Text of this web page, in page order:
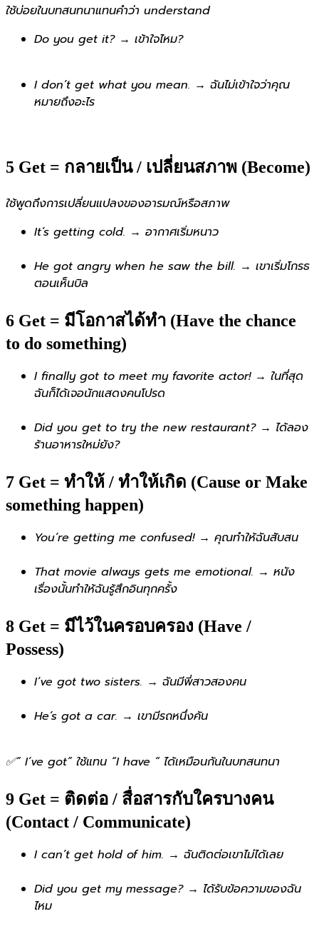
ใช้บ่อยในบทสนทนาแทนคำว่า understand
Do you get it? → เข้าใจไหม?
I don’t get what you mean. → ฉันไม่เข้าใจว่าคุณ
หมายถึงอะไร
5️ Get = กลายเป็น / เปลี่ยนสภาพ (Become)
ใช้พูดถึงการเปลี่ยนแปลงของอารมณ์หรือสภาพ
It’s getting cold. → อากาศเริ่มหนาว
He got angry when he saw the bill. → เขาเริ่มโกรธ
ตอนเห็นบิล
6️ Get = มีโอกาสได้ทำ (Have the chance
to do something)
I finally got to meet my favorite actor! → ในที่สุด
ฉันก็ได้เจอนักแสดงคนโปรด
Did you get to try the new restaurant? → ได้ลอง
ร้านอาหารใหม่ยัง?
7 Get = ทำให้ / ทำให้เกิด (Cause or Make
something happen)
You’re getting me confused! → คุณทำให้ฉันสับสน
That movie always gets me emotional. → หนัง
เรื่องนั้นทำให้ฉันรู้สึกอินทุกครั้ง
8️ Get = มีไว้ในครอบครอง (Have /
Possess)
I’ve got two sisters. → ฉันมีพี่สาวสองคน
He’s got a car. → เขามีรถหนึ่งคัน
✅” I’ve got” ใช้แทน “I have “ ได้เหมือนกันในบทสนทนา
9️ Get = ติดต่อ / สื่อสารกับใครบางคน
(Contact / Communicate)
I can’t get hold of him. → ฉันติดต่อเขาไม่ได้เลย
Did you get my message? → ได้รับข้อความของฉัน
ไหม